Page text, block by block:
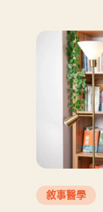
敘事醫學